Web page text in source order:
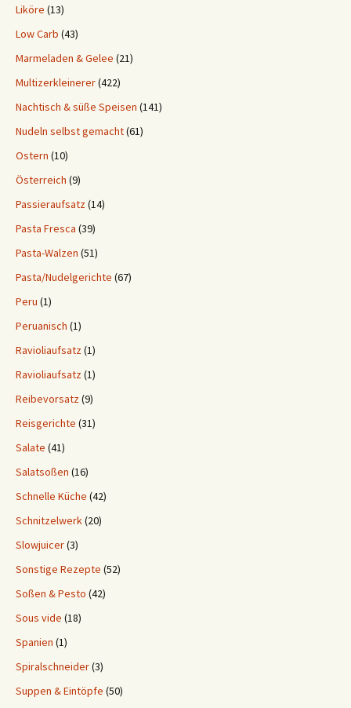
Liköre (13)
Low Carb (43)
Marmeladen & Gelee (21)
Multizerkleinerer(422)
Nachtisch & süße Speisen (141)
Nudeln selbst gemacht(61)
Ostern (10)
Österreich (9)
Passieraufsatz(14)
Pasta Fresca (39)
Pasta-Walzen (51)
Pasta/Nudelgerichte (67)
Peru (1)
Peruanisch (1)
Ravioliaufsatz(1)
Ravioliaufsatz(1)
Reibevorsatz(9)
Reisgerichte (31)
Salate (41)
Salatsoßen (16)
Schnelle Küche (42)
Schnitzelwerk(20)
Slowjuicer(3)
Sonstige Rezepte (52)
Soßen & Pesto (42)
Sous vide (18)
Spanien (1)
Spiralschneider(3)
Suppen & Eintöpfe (50)